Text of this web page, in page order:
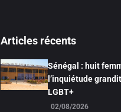
Articles récents
Sénégal : huit
l’inquiétude
LGBT+
02/08/2026